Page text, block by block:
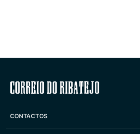
Correio do
CONTACTOS